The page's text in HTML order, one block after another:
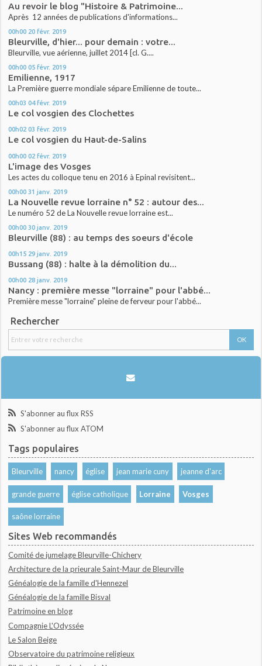
Au revoir le blog "Histoire & Patrimoine...
Après 12 années de publications d'informations...
00h00 20 févr. 2019
Bleurville, d'hier... pour demain : votre...
Bleurville, vue aérienne, juillet 2014 [cl. G....
00h00 05 févr. 2019
Emilienne, 1917
La Première guerre mondiale sépare Emilienne de toute...
00h03 04 févr. 2019
Le col vosgien des Clochettes
00h02 03 févr. 2019
Le col vosgien du Haut-de-Salins
00h00 02 févr. 2019
L'image des Vosges
Les actes du colloque tenu en 2016 à Epinal revisitent...
00h00 31 janv. 2019
La Nouvelle revue lorraine n° 52 : autour des...
Le numéro 52 de La Nouvelle revue lorraine est...
00h00 30 janv. 2019
Bleurville (88) : au temps des soeurs d'école
00h15 29 janv. 2019
Bussang (88) : halte à la démolition du...
00h00 28 janv. 2019
Nancy : première messe "lorraine" pour l'abbé...
Première messe "lorraine" pleine de ferveur pour l'abbé...
Rechercher
S'abonner au flux RSS
S'abonner au flux ATOM
Tags populaires
Bleurville nancy église jean marie cuny jeanne d'arc
grande guerre église catholique Lorraine Vosges
saône lorraine
Sites Web recommandés
Comité de jumelage Bleurville-Chichery
Architecture de la prieurale Saint-Maur de Bleurville
Généalogie de la famille d'Hennezel
Généalogie de la famille Bisval
Patrimoine en blog
Compagnie L'Odyssée
Le Salon Beige
Observatoire du patrimoine religieux